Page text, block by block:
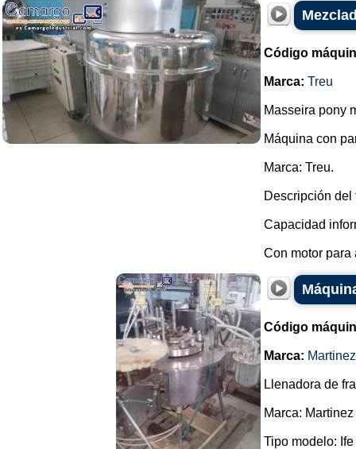
Código
Marca: Treu
Masseira pony
Máquina con
Marca: Treu.
Descripción del
Capacidad
Con motor para
Código
Marca:
Llenadora de
Marca:
Tipo modelo: Ife